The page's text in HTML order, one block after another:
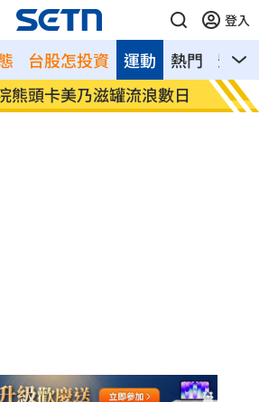
登入
台股怎投資 熱門 影音
運動
熊頭卡美乃滋罐流浪數日 處置